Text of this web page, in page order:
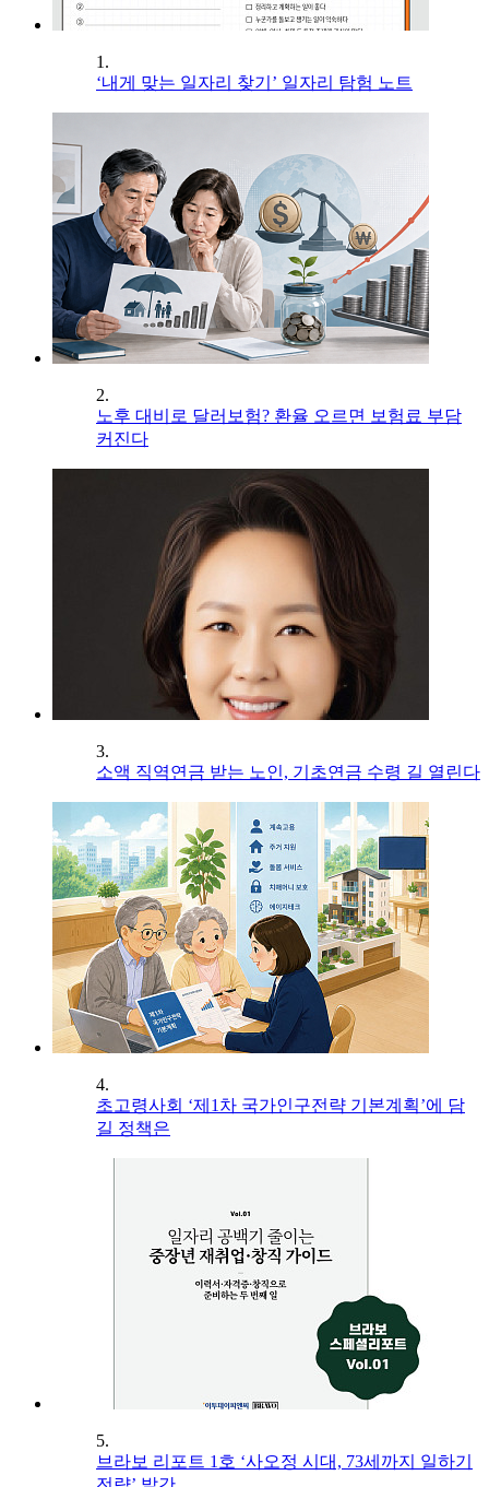
1.
‘내게 맞는 일자리 찾기’ 일자리 탐험 노트
2.
노후 대비로 달러보험? 환율 오르면 보험료 부담
커진다
3.
소액 직역연금 받는 노인, 기초연금 수령 길 열린다
4.
초고령사회 ‘제1차 국가인구전략 기본계획’에 담
길 정책은
5.
브라보 리포트 1호 ‘사오정 시대, 73세까지 일하기